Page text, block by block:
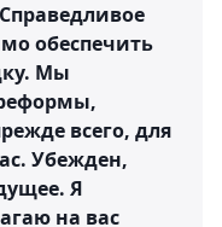
обеспечить
Мы
всего, для
Убежден,
Я
на вас